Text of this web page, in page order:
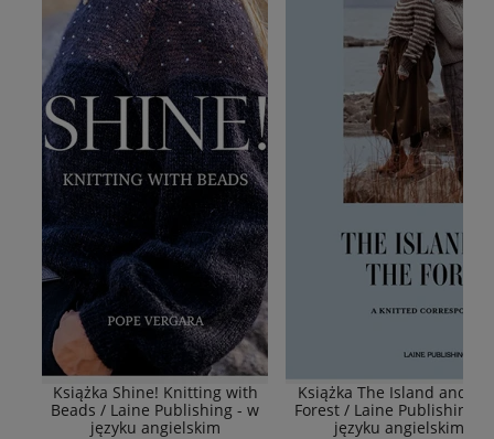
Książka Shine! Knitting with
Beads / Laine Publishing - w
języku angielskim
Książka The Island and
Forest / Laine Publishing -
języku angielskim